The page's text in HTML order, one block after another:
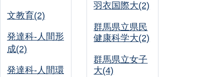
文教育(2)
発達科-人間形
成(2)
発達科-人間環
羽衣国際大(2)
群馬県立県民
健康科学大(2)
群馬県立女子
大(4)